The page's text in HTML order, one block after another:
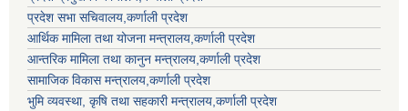
प्रदेश सभा सचिवालय,कर्णाली प्रदेश
आर्थिक मामिला तथा योजना मन्त्रालय,कर्णाली प्रदेश
आन्तरिक मामिला तथा कानुन मन्त्रालय,कर्णाली प्रदेश
सामाजिक विकास मन्त्रालय,कर्णाली प्रदेश
भुमि व्यवस्था, कृषि तथा सहकारी मन्त्रालय,कर्णाली प्रदेश